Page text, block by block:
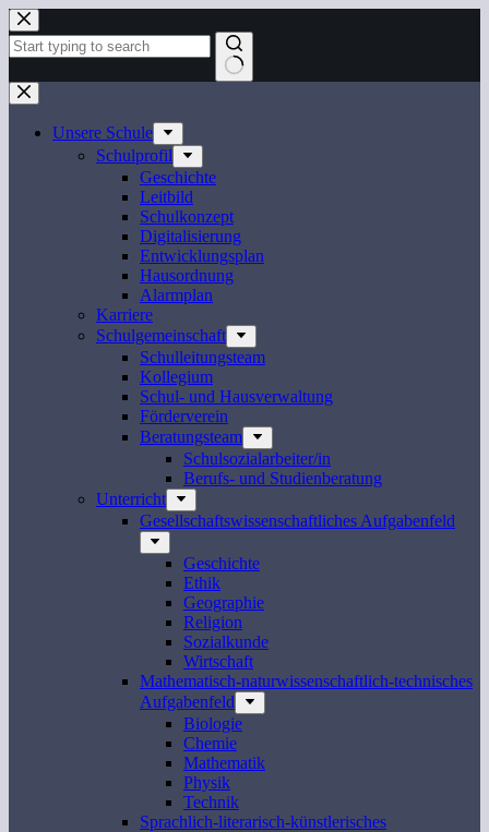
Zum
Inhalt
springen
Keine
Ergebnisse
Unsere Schule
Schulprofil
Geschichte
Leitbild
Schulkonzept
Digitalisierung
Entwicklungsplan
Hausordnung
Alarmplan
Karriere
Schulgemeinschaft
Schulleitungsteam
Kollegium
Schul- und Hausverwaltung
Förderverein
Beratungsteam
Schulsozialarbeiter/in
Berufs- und Studienberatung
Unterricht
Gesellschaftswissenschaftliches Aufgabenfeld
Geschichte
Ethik
Geographie
Religion
Sozialkunde
Wirtschaft
Mathematisch-naturwissenschaftlich-technisches
Aufgabenfeld
Biologie
Chemie
Mathematik
Physik
Technik
Sprachlich-literarisch-künstlerisches